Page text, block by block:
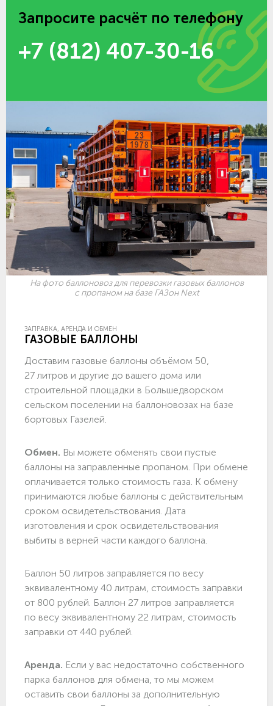
Запросите расчёт по телефону
+7 (812) 407-30-16
На фото баллоновоз для перевозки газовых баллонов
с пропаном на базе ГАЗон Next
ЗАПРАВКА, АРЕНДА И ОБМЕН
ГАЗОВЫЕ БАЛЛОНЫ
Доставим газовые баллоны объёмом 50,
27 литров и другие до вашего дома или
строительной площадки в Большедворском
сельском поселении на баллоновозах на базе
бортовых Газелей.
Обмен. Вы можете обменять свои пустые
баллоны на заправленные пропаном. При обмене
оплачивается только стоимость газа. К обмену
принимаются любые баллоны с действительным
сроком освидетельствования. Дата
изготовления и срок освидетельствования
выбиты в верней части каждого баллона.
Баллон 50 литров заправляется по весу
эквивалентному 40 литрам, стоимость заправки
от 800 рублей. Баллон 27 литров заправляется
по весу эквивалентному 22 литрам, стоимость
заправки от 440 рублей.
Аренда. Если у вас недостаточно собственного
парка баллонов для обмена, то мы можем
оставить свои баллоны за дополнительную